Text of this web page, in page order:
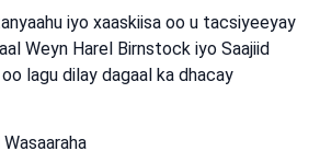
iyo xaaskiisa oo u tacsiyeeyay
Weyn Harel Birnstock iyo Saajiid
lagu dilay dagaal ka dhacay